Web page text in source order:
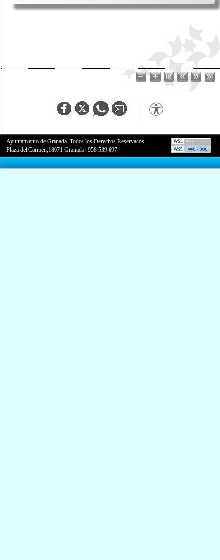
Ayuntamiento de Granada. Todos los Derechos Reservados.
Plaza del Carmen,18071 Granada |958 539 697